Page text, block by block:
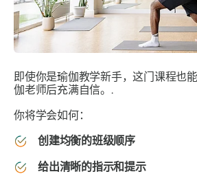
即使你是瑜伽教学新手，这门课程也
伽老师后充满自信。.
你将学会如何：
创建均衡的班级顺序
给出清晰的指示和提示